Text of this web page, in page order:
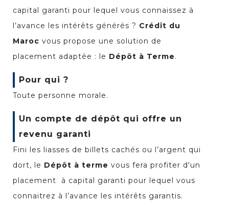
capital garanti pour lequel vous connaissez à
l’avance les intérêts générés ? Crédit du
Maroc vous propose une solution de
placement adaptée : le Dépôt à Terme.
Pour qui ?
Toute personne morale.
Un compte de dépôt qui offre un
revenu garanti
Fini les liasses de billets cachés ou l’argent qui
dort, le Dépôt à terme vous fera profiter d'un
placement à capital garanti pour lequel vous
connaitrez à l’avance les intérêts garantis.